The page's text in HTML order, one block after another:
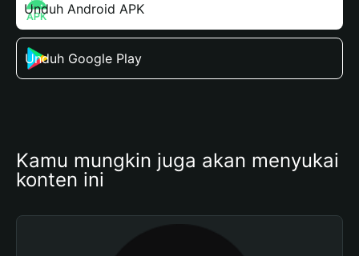
Unduh Android APK
Unduh Google Play
Kamu mungkin juga akan menyukai
konten ini